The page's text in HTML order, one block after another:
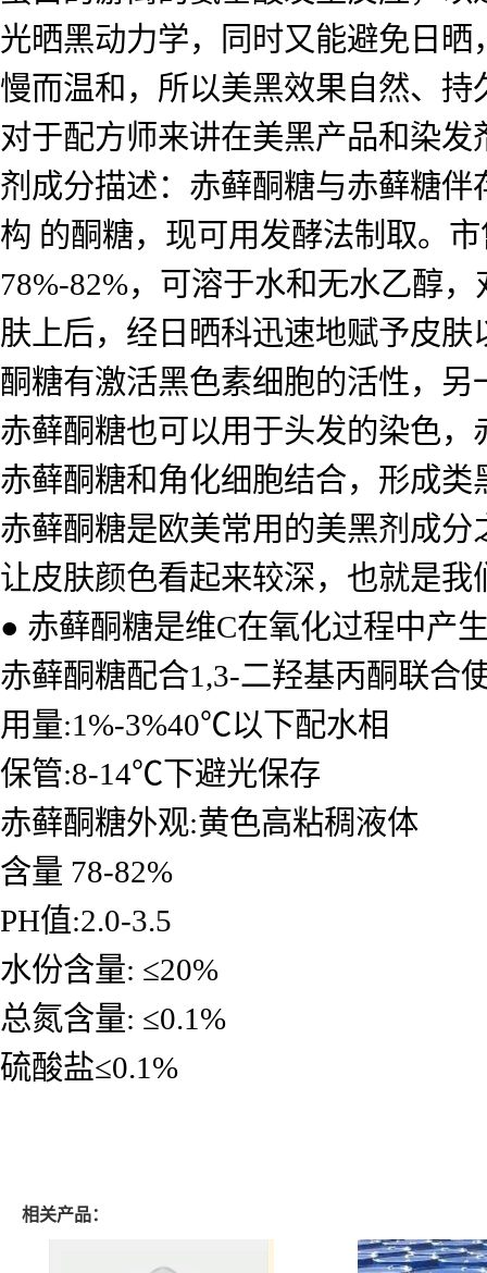
光晒黑动力学，同时又能避免日
慢而温和，所以美黑效果自然、
对于配方师来讲在美黑产品和染
剂成分描述：赤藓酮糖与赤藓糖
构 的酮糖，现可用发酵法制取。
78%-82%，可溶于水和无水乙醇
肤上后，经日晒科迅速地赋予皮
酮糖有激活黑色素细胞的活性，
赤藓酮糖也可以用于头发的染色，
赤藓酮糖和角化细胞结合，形成类
赤藓酮糖是欧美常用的美黑剂成
让皮肤颜色看起来较深，也就是我
● 赤藓酮糖是维C在氧化过程中产
赤藓酮糖配合1,3-二羟基丙酮联合
用量:1%-3%40℃以下配水相
保管:8-14℃下避光保存
赤藓酮糖外观:黄色高粘稠液体
含量 78-82%
PH值:2.0-3.5
水份含量: ≤20%
总氮含量: ≤0.1%
硫酸盐≤0.1%
相关产品：